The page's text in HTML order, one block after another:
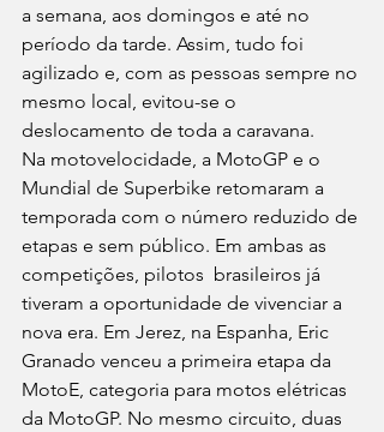
a semana, aos domingos e até no
período da tarde. Assim, tudo foi
agilizado e, com as pessoas sempre no
mesmo local, evitou-se o
deslocamento de toda a caravana.
Na motovelocidade, a MotoGP e o
Mundial de Superbike retomaram a
temporada com o número reduzido de
etapas e sem público. Em ambas as
competições, pilotos  brasileiros já
tiveram a oportunidade de vivenciar a
nova era. Em Jerez, na Espanha, Eric
Granado venceu a primeira etapa da
MotoE, categoria para motos elétricas
da MotoGP. No mesmo circuito, duas